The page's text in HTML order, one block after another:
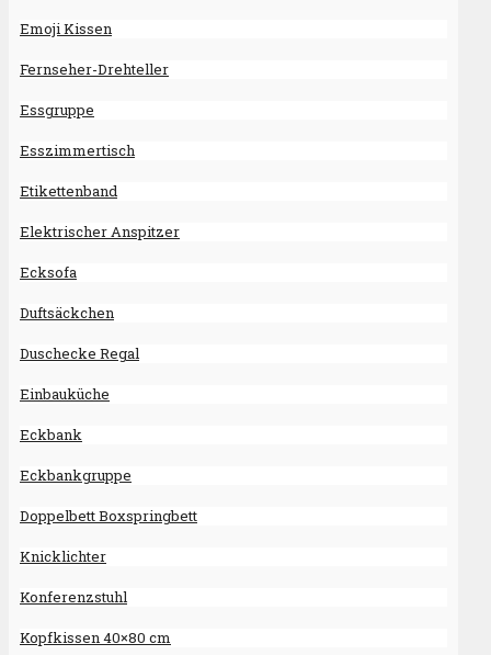
Emoji Kissen
Fernseher-Drehteller
Essgruppe
Esszimmertisch
Etikettenband
Elektrischer Anspitzer
Ecksofa
Duftsäckchen
Duschecke Regal
Einbauküche
Eckbank
Eckbankgruppe
Doppelbett Boxspringbett
Knicklichter
Konferenzstuhl
Kopfkissen 40×80 cm